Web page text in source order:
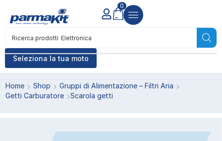
Seleziona la tua moto
Ricerca prodotti Elettronica
0
Home Shop
Gruppi di Alimentazione – Filtri Aria
Getti Carburatore
Scarola getti